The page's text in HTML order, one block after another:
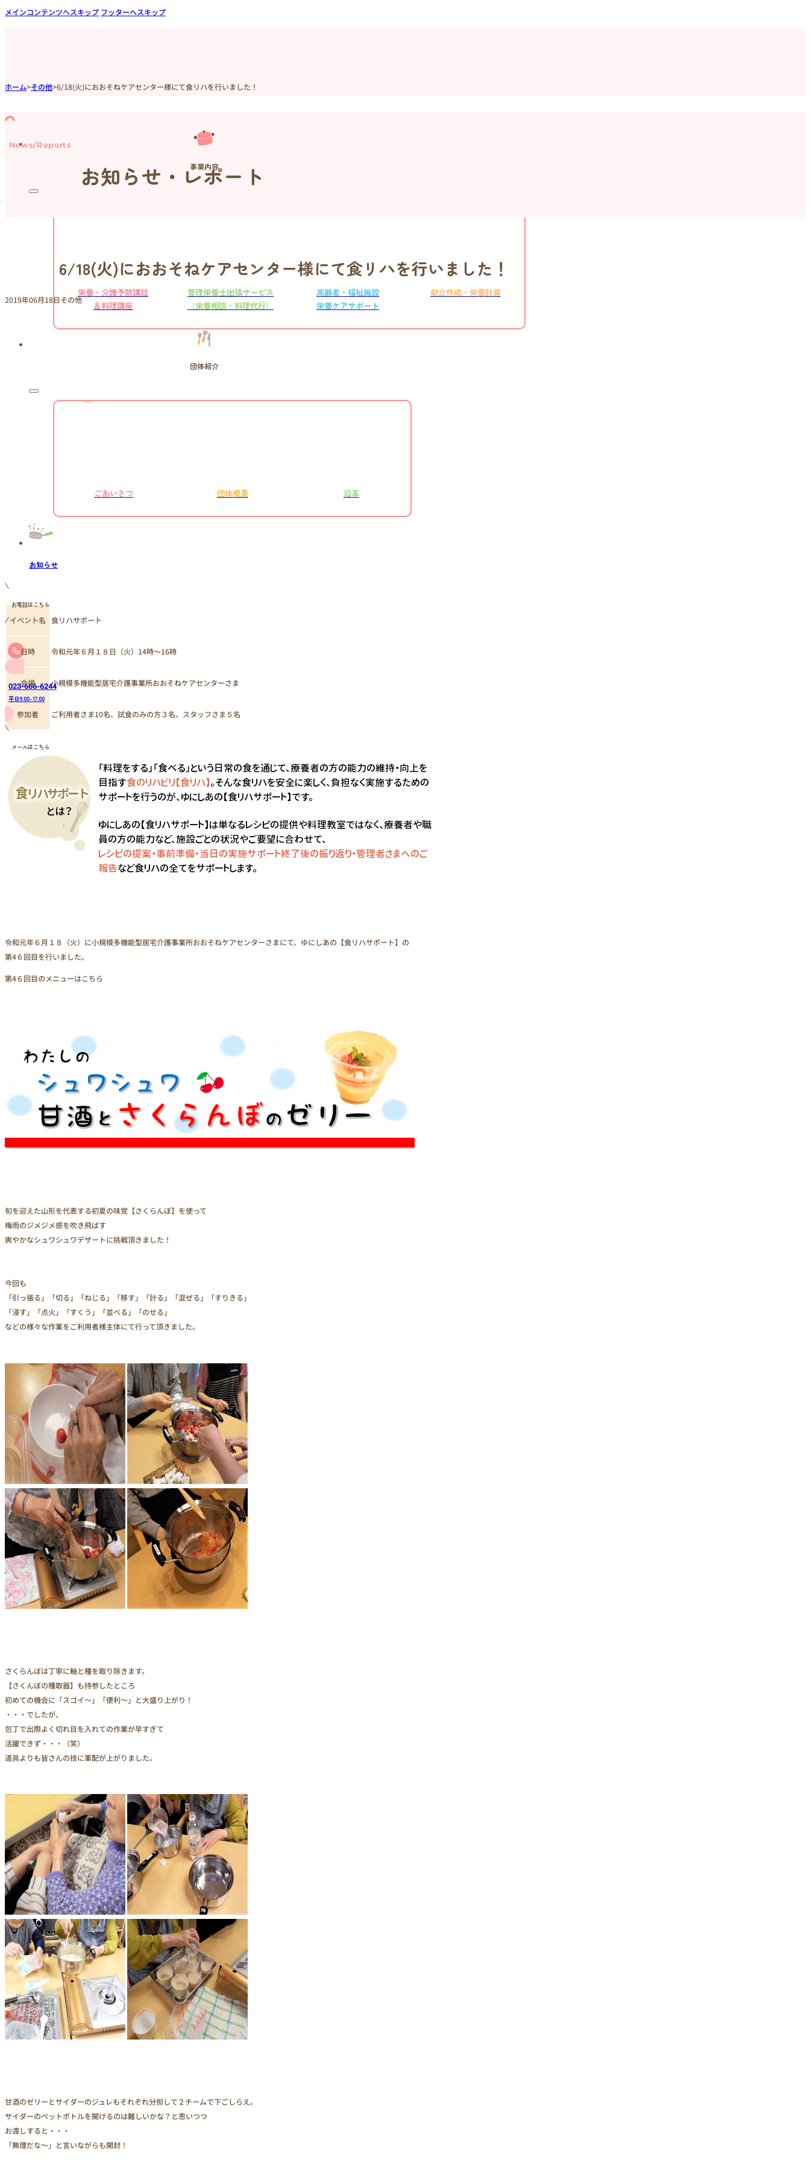
メインコンテンツへスキップ フッターへスキップ
事業内容
栄養・介護予防講話
＆料理講座
管理栄養士出張サービス
（栄養相談・料理代行）
高齢者・福祉施設
栄養ケアサポート
献立作成・栄養計算
団体紹介
ごあいさつ 団体概要 沿革
お知らせ
お電話はこちら
023-666-6244
平日9:00-17:00
メールはこちら
お問い合わせ
ホーム>その他>6/18(火)におおそねケアセンター様にて食リハを行いました！
News/Reports
お知らせ・レポート
6/18(火)におおそねケアセンター様にて食リハを行いました！
2019年06月18日その他
イベント名 食リハサポート
日時 令和元年６月１８日（火）14時～16時
会場 小規模多機能型居宅介護事業所おおそねケアセンターさま
参加者 ご利用者さま10名、試食のみの方３名、スタッフさま５名
令和元年６月１８（火）に小規模多機能型居宅介護事業所おおそねケアセンターさまにて、ゆにしあの【食リハサポート】の
第4６回目を行いました。
第4６回目のメニューはこちら
旬を迎えた山形を代表する初夏の味覚【さくらんぼ】を使って
梅雨のジメジメ感を吹き飛ばす
爽やかなシュワシュワデザートに挑戦頂きました！
今回も
「引っ張る」「切る」「ねじる」「移す」「計る」「混ぜる」「すりきる」
「浸す」「点火」「すくう」「並べる」「のせる」
などの様々な作業をご利用者様主体にて行って頂きました。
さくらんぼは丁寧に軸と種を取り除きます。
【さくんぼの種取器】も持参したところ
初めての機会に「スゴイ～」「便利～」と大盛り上がり！
・・・でしたが、
包丁で出際よく切れ目を入れての作業が早すぎて
活躍できず・・・（笑）
道具よりも皆さんの技に軍配が上がりました。
甘酒のゼリーとサイダーのジュレもそれぞれ分担して２チームで下ごしらえ。
サイダーのペットボトルを開けるのは難しいかな？と思いつつ
お渡しすると・・・
「無理だな～」と言いながらも開封！